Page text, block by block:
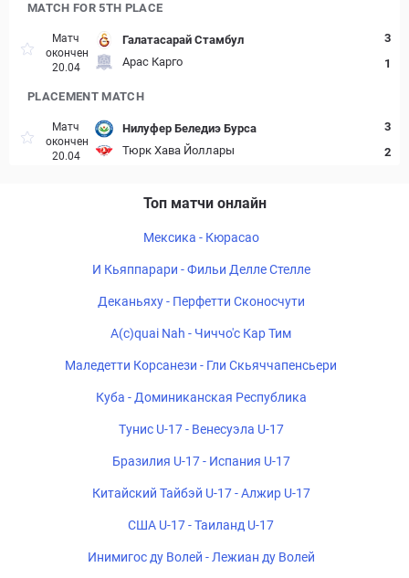
MATCH FOR 5TH PLACE
Матч
окончен
20.04
Галатасарай Стамбул
Арас Карго
3
1
PLACEMENT MATCH
Матч
окончен
20.04
Нилуфер Беледиэ Бурса
Тюрк Хава Йоллары
3
2
Топ матчи онлайн
Мексика - Кюрасао
И Кьяппарари - Фильи Делле Стелле
Деканьяху - Перфетти Сконосчути
A(c)quai Nah - Чиччо'с Кар Тим
Маледетти Корсанези - Гли Скьяччапенсьери
Куба - Доминиканская Республика
Тунис U-17 - Венесуэла U-17
Бразилия U-17 - Испания U-17
Китайский Тайбэй U-17 - Алжир U-17
США U-17 - Таиланд U-17
Инимигос ду Волей - Лежиан ду Волей